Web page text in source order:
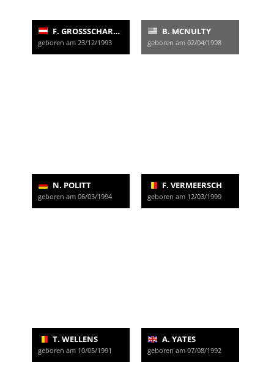
F. GROSSSCHARTNER
geboren am 23/12/1993
B. MCNULTY
geboren am 02/04/1998
N. POLITT
geboren am 06/03/1994
F. VERMEERSCH
geboren am 12/03/1999
T. WELLENS
geboren am 10/05/1991
A. YATES
geboren am 07/08/1992